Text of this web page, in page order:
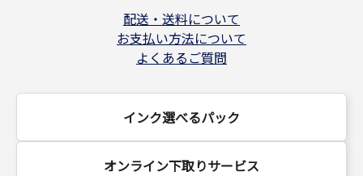
配送・送料について
お支払い方法について
よくあるご質問
インク選べるパック
オンライン下取りサービス